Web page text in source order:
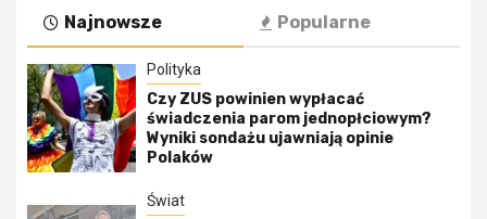
Najnowsze Popularne
Polityka
Czy ZUS powinien wypłacać
świadczenia parom jednopłciowym?
Wyniki sondażu ujawniają opinie
Polaków
Świat